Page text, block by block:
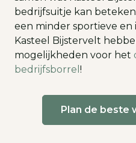
bedrijfsuitje kan
een minder sportieve en
Kasteel Bijstervelt
mogelijkheden voor het
bedrijfsborrel !
Plan de beste